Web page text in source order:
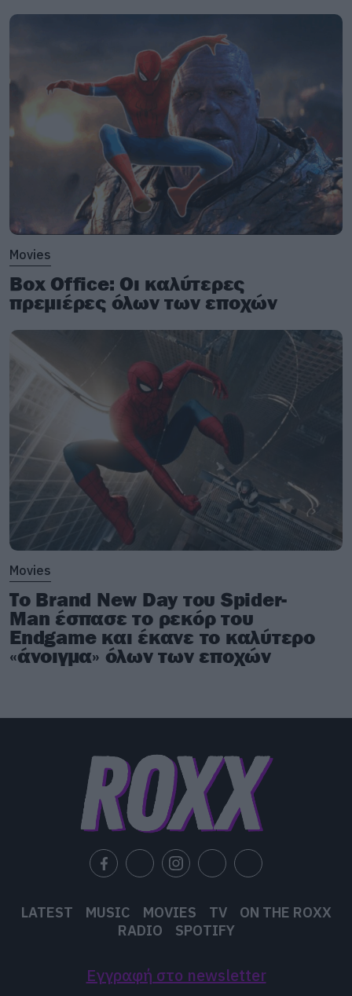
Movies
Box Office: Οι καλύτερες
πρεμιέρες όλων των εποχών
Movies
Το Brand New Day του Spider-
Man έσπασε το ρεκόρ του
Endgame και έκανε το καλύτερο
«άνοιγμα» όλων των εποχών
LATEST MUSIC MOVIES TV
ON THE ROXX
RADIO
SPOTIFY
Εγγραφή στο newsletter